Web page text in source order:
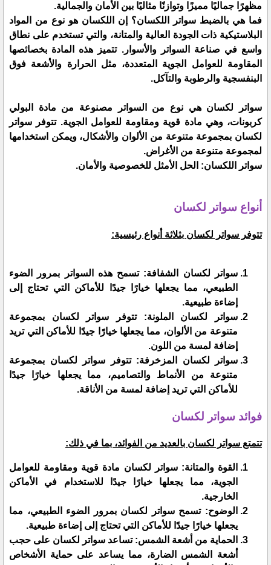
مظهرًا جماليًا مميزًا وتوازنًا مثاليًا بين الأمان والجمالية.
فما هي بالضبط سواتر اللكسان؟ إن اللكسان هو نوع من المواد
البلاستيكية ذات الجودة العالية والمتانة، والتي تستخدم على نطاق
واسع في صناعة السواتر والأسوار. تتميز هذه المادة بخصائصها
المقاومة للعوامل الجوية المتعددة، مثل الحرارة والأشعة فوق
البنفسجية والرطوبة والتآكل.
سواتر لكسان هي نوع من السواتر مصنوعة من مادة البولي
كربونات، وهي مادة قوية ومقاومة للعوامل الجوية. تتوفر سواتر
لكسان بمجموعة متنوعة من الألوان والأشكال، ويمكن استخدامها
لمجموعة متنوعة من الأغراض.
سواتر اللكسان: الحل الأمثل للخصوصية والأمان.
أنواع سواتر لكسان
تتوفر سواتر لكسان بثلاثة أنواع رئيسية:
سواتر لكسان الشفافة: تسمح هذه السواتر بمرور الضوء
الطبيعي، مما يجعلها خيارًا جيدًا للأماكن التي تحتاج إلى
إضاءة طبيعية.
سواتر لكسان الملونة: تتوفر سواتر لكسان بمجموعة
متنوعة من الألوان، مما يجعلها خيارًا جيدًا للأماكن التي تريد
إضافة لمسة من اللون.
سواتر لكسان المزخرفة: تتوفر سواتر لكسان بمجموعة
متنوعة من الأنماط والتصاميم، مما يجعلها خيارًا جيدًا
للأماكن التي تريد إضافة لمسة من الأناقة.
فوائد سواتر لكسان
تتمتع سواتر لكسان بالعديد من الفوائد، بما في ذلك:
القوة والمتانة: سواتر لكسان مادة قوية ومقاومة للعوامل
الجوية، مما يجعلها خيارًا جيدًا للاستخدام في الأماكن
الخارجية.
الوضوح: تسمح سواتر لكسان بمرور الضوء الطبيعي، مما
يجعلها خيارًا جيدًا للأماكن التي تحتاج إلى إضاءة طبيعية.
الحماية من أشعة الشمس: تساعد سواتر لكسان على حجب
أشعة الشمس الضارة، مما يساعد على حماية الأشخاص